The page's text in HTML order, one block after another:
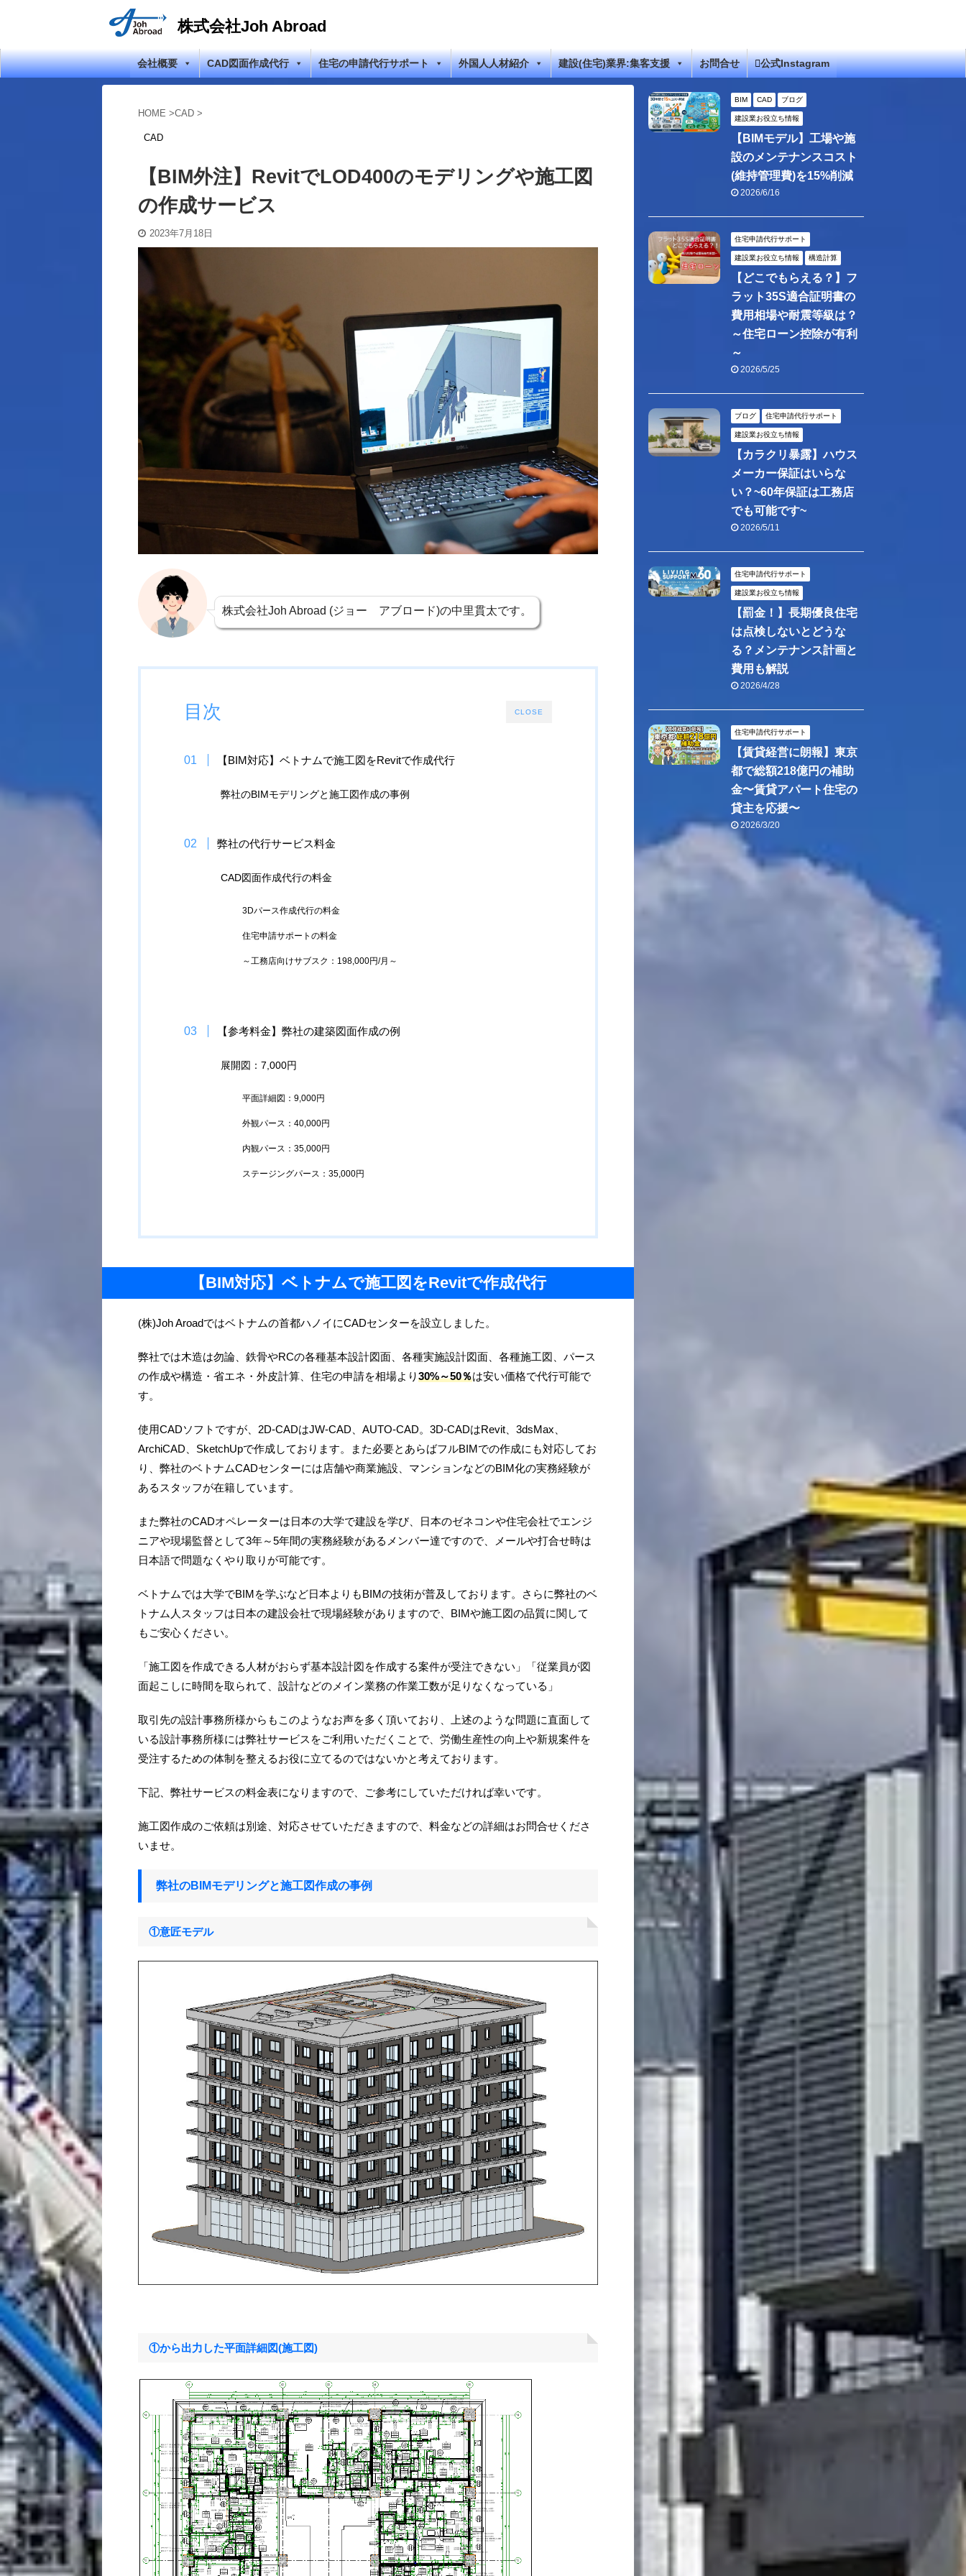
株式会社Joh Abroad
会社概要 CAD図面作成代行 住宅の申請代行サポート 外国人人材紹介 建設(住宅)業界:集客支援 お問合せ 公式Instagram
HOME >CAD >
CAD
【BIM外注】RevitでLOD400のモデリングや施工図
の作成サービス
2023年7月18日
株式会社Joh Abroad (ジョー アブロード)の中里貫太です。
CLOSE
目次
【BIM対応】ベトナムで施工図をRevitで作成代行
弊社のBIMモデリングと施工図作成の事例
弊社の代行サービス料金
CAD図面作成代行の料金
3Dパース作成代行の料金
住宅申請サポートの料金
～工務店向けサブスク：198,000円/月～
【参考料金】弊社の建築図面作成の例
展開図：7,000円
平面詳細図：9,000円
外観パース：40,000円
内観パース：35,000円
ステージングパース：35,000円
【BIM対応】ベトナムで施工図をRevitで作成代行
(株)Joh Aroadではベトナムの首都ハノイにCADセンターを設立しました。
弊社では木造は勿論、鉄骨やRCの各種基本設計図面、各種実施設計図面、各種施工図、パース
の作成や構造・省エネ・外皮計算、住宅の申請を相場より30%～50％は安い価格で代行可能で
す。
使用CADソフトですが、2D-CADはJW-CAD、AUTO-CAD。3D-CADはRevit、3dsMax、
ArchiCAD、SketchUpで作成しております。また必要とあらばフルBIMでの作成にも対応してお
り、弊社のベトナムCADセンターには店舗や商業施設、マンションなどのBIM化の実務経験が
あるスタッフが在籍しています。
また弊社のCADオペレーターは日本の大学で建設を学び、日本のゼネコンや住宅会社でエンジ
ニアや現場監督として3年～5年間の実務経験があるメンバー達ですので、メールや打合せ時は
日本語で問題なくやり取りが可能です。
ベトナムでは大学でBIMを学ぶなど日本よりもBIMの技術が普及しております。さらに弊社のベ
トナム人スタッフは日本の建設会社で現場経験がありますので、BIMや施工図の品質に関して
もご安心ください。
「施工図を作成できる人材がおらず基本設計図を作成する案件が受注できない」「従業員が図
面起こしに時間を取られて、設計などのメイン業務の作業工数が足りなくなっている」
取引先の設計事務所様からもこのようなお声を多く頂いており、上述のような問題に直面して
いる設計事務所様には弊社サービスをご利用いただくことで、労働生産性の向上や新規案件を
受注するための体制を整えるお役に立てるのではないかと考えております。
下記、弊社サービスの料金表になりますので、ご参考にしていただければ幸いです。
施工図作成のご依頼は別途、対応させていただきますので、料金などの詳細はお問合せくださ
いませ。
弊社のBIMモデリングと施工図作成の事例
①意匠モデル
①から出力した平面詳細図(施工図)
BIM CAD ブログ
建設業お役立ち情報
【BIMモデル】工場や施
設のメンテナンスコスト
(維持管理費)を15%削減
2026/6/16
住宅申請代行サポート
建設業お役立ち情報 構造計算
【どこでもらえる？】フ
ラット35S適合証明書の
費用相場や耐震等級は？
～住宅ローン控除が有利
～
2026/5/25
ブログ 住宅申請代行サポート
建設業お役立ち情報
【カラクリ暴露】ハウス
メーカー保証はいらな
い？~60年保証は工務店
でも可能です~
2026/5/11
住宅申請代行サポート
建設業お役立ち情報
【罰金！】長期優良住宅
は点検しないとどうな
る？メンテナンス計画と
費用も解説
2026/4/28
住宅申請代行サポート
【賃貸経営に朗報】東京
都で総額218億円の補助
金〜賃貸アパート住宅の
貸主を応援〜
2026/3/20